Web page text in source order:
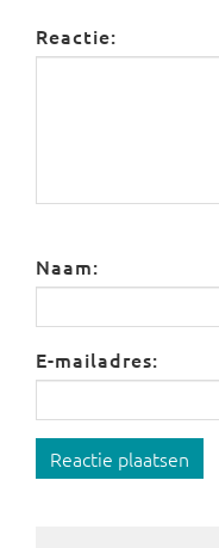
Reactie:
Naam:
E-mailadres:
Reactie plaatsen